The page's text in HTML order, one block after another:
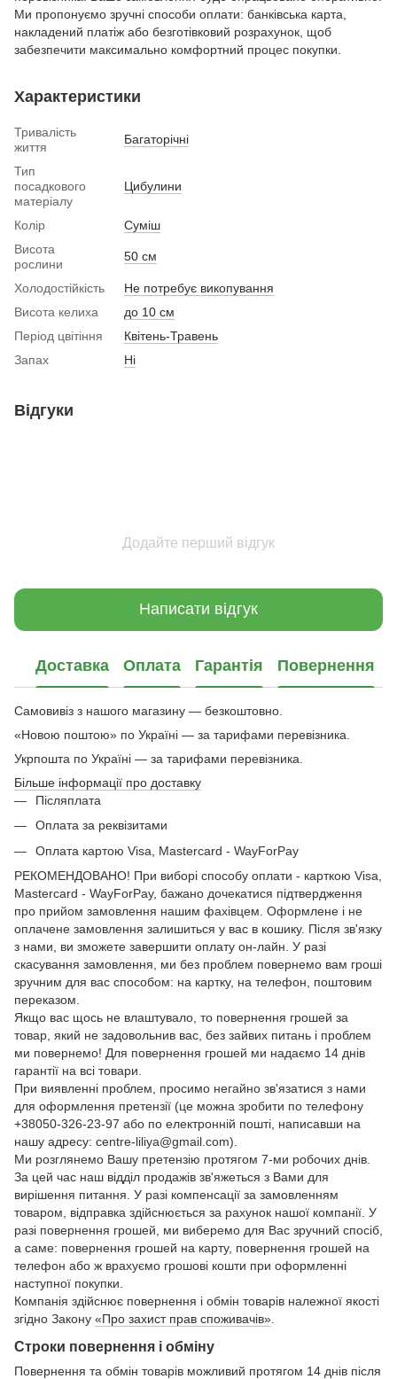
Ми пропонуємо зручні способи оплати: банківська карта,
накладений платіж або безготівковий розрахунок, щоб
забезпечити максимально комфортний процес покупки.
Характеристики
Тривалість
життя
Багаторічні
Тип
посадкового
матеріалу
Цибулини
Колір
Суміш
Висота
рослини
50 см
Холодостійкість
Не потребує викопування
Висота келиха
до 10 см
Період цвітіння
Квітень-Травень
Запах
Ні
Відгуки
Додайте перший відгук
Написати відгук
Доставка Оплата Гарантія Повернення
Самовивіз з нашого магазину — безкоштовно.
«Новою поштою» по Україні — за тарифами перевізника.
Укрпошта по Україні — за тарифами перевізника.
Більше інформації про доставку
Післяплата
Оплата за реквізитами
Оплата картою Visa, Mastercard - WayForPay
РЕКОМЕНДОВАНО! При виборі способу оплати - карткою Visa,
Mastercard - WayForPay, бажано дочекатися підтвердження
про прийом замовлення нашим фахівцем. Оформлене і не
оплачене замовлення залишиться у вас в кошику. Після зв'язку
з нами, ви зможете завершити оплату он-лайн. У разі
скасування замовлення, ми без проблем повернемо вам гроші
зручним для вас способом: на картку, на телефон, поштовим
переказом.
Якщо вас щось не влаштувало, то повернення грошей за
товар, який не задовольнив вас, без зайвих питань і проблем
ми повернемо! Для повернення грошей ми надаємо 14 днів
гарантії на всі товари.
При виявленні проблем, просимо негайно зв'язатися з нами
для оформлення претензії (це можна зробити по телефону
+38050-326-23-97 або по електронній пошті, написавши на
нашу адресу: centre-liliya@gmail.com).
Ми розглянемо Вашу претензію протягом 7-ми робочих днів.
За цей час наш відділ продажів зв'яжеться з Вами для
вирішення питання. У разі компенсації за замовленням
товаром, відправка здійснюється за рахунок нашої компанії. У
разі повернення грошей, ми виберемо для Вас зручний спосіб,
а саме: повернення грошей на карту, повернення грошей на
телефон або ж врахуємо грошові кошти при оформленні
наступної покупки.
Компанія здійснює повернення і обмін товарів належної якості
згідно Закону «Про захист прав споживачів»
Строки повернення і обміну
Повернення та обмін товарів можливий протягом 14 днів після